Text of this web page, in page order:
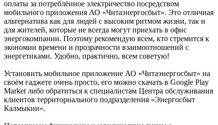
оплаты за потреблённое электричество посредством
мобильного приложения АО «Читаэнергосбыт». Это отличная
альтернатива как для людей с высоким ритмом жизни, так и
для жителей, которые не всегда могут приехать в офис
энергокомпании. Поэтому рекомендую всем, кто стремится к
экономии времени и прозрачности взаимоотношений с
энергетиками. Удобно, практично, всем советую!
Установить мобильное приложение АО «Читаэнергосбыт» на
своём гаджете очень просто, его можно скачать в Google Play
Market либо обратиться к специалистам Центра обслуживания
клиентов территориального подразделения «Энергосбыт
Калмыкии».